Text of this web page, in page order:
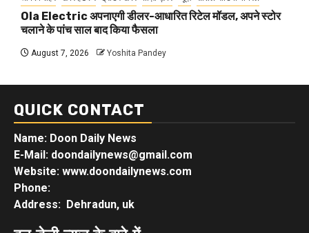
Ola Electric अपनाएगी डीलर-आधारित रिटेल मॉडल, अपने स्टोर
चलाने के पांच साल बाद किया फैसला
August 7, 2026 Yoshita Pandey
QUICK CONTACT
Name: Doon Daily News
E-Mail: doondailynews@gmail.com
Website: www.doondailynews.com
Phone:
Address: Dehradun, uk